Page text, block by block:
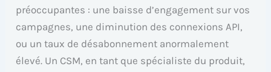
préoccupantes : une baisse d’engagement sur vos
campagnes, une diminution des connexions API,
ou un taux de désabonnement anormalement
élevé. Un CSM, en tant que spécialiste du produit,